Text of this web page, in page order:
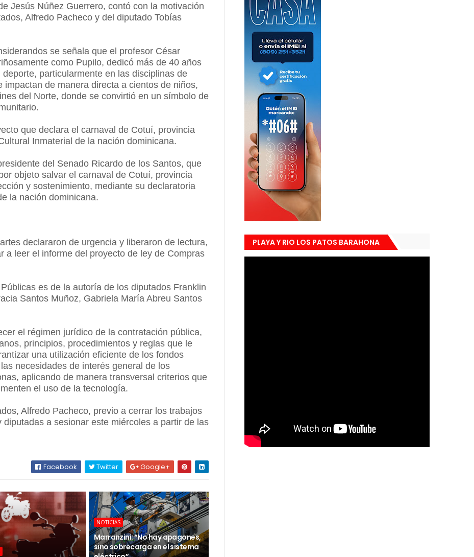
Jesús Núñez Guerrero, contó con la motivación
Alfredo Pacheco y del diputado Tobías
se señala que el profesor César
como Pupilo, dedicó más de 40 años
particularmente en las disciplinas de
de manera directa a cientos de niños,
del Norte, donde se convirtió en un símbolo de
que declara el carnaval de Cotuí, provincia
Inmaterial de la nación dominicana.
del Senado Ricardo de los Santos, que
objeto salvar el carnaval de Cotuí, provincia
y sostenimiento, mediante su declaratoria
la nación dominicana.
declararon de urgencia y liberaron de lectura,
a leer el informe del proyecto de ley de Compras
es de la autoría de los diputados Franklin
Santos Muñoz, Gabriela María Abreu Santos
el régimen jurídico de la contratación pública,
principios, procedimientos y reglas que le
una utilización eficiente de los fondos
necesidades de interés general de los
aplicando de manera transversal criterios que
el uso de la tecnología.
Alfredo Pacheco, previo a cerrar los trabajos
a sesionar este miércoles a partir de las
Facebook Twitter Google+
NOTICIAS
Marranzini: “No hay apagones,
sino sobrecarga en el sistema
PLAYA Y RIO LOS PATOS BARAHONA